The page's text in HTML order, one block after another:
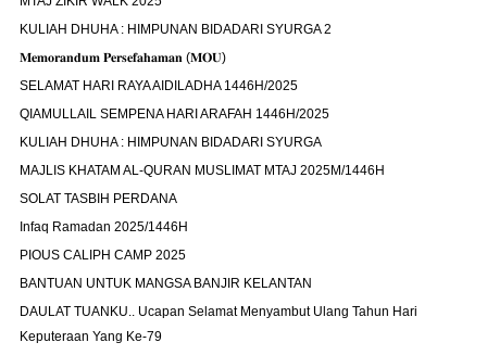
KULIAH DHUHA : HIMPUNAN BIDADARI SYURGA 2
𝐌𝐞𝐦𝐨𝐫𝐚𝐧𝐝𝐮𝐦 𝐏𝐞𝐫𝐬𝐞𝐟𝐚𝐡𝐚𝐦𝐚𝐧 (𝐌𝐎𝐔)
SELAMAT HARI RAYA AIDILADHA 1446H/2025
QIAMULLAIL SEMPENA HARI ARAFAH 1446H/2025
KULIAH DHUHA : HIMPUNAN BIDADARI SYURGA
MAJLIS KHATAM AL-QURAN MUSLIMAT MTAJ 2025M/1446H
SOLAT TASBIH PERDANA
Infaq Ramadan 2025/1446H
PIOUS CALIPH CAMP 2025
BANTUAN UNTUK MANGSA BANJIR KELANTAN
DAULAT TUANKU.. Ucapan Selamat Menyambut Ulang Tahun Hari
Keputeraan Yang Ke-79